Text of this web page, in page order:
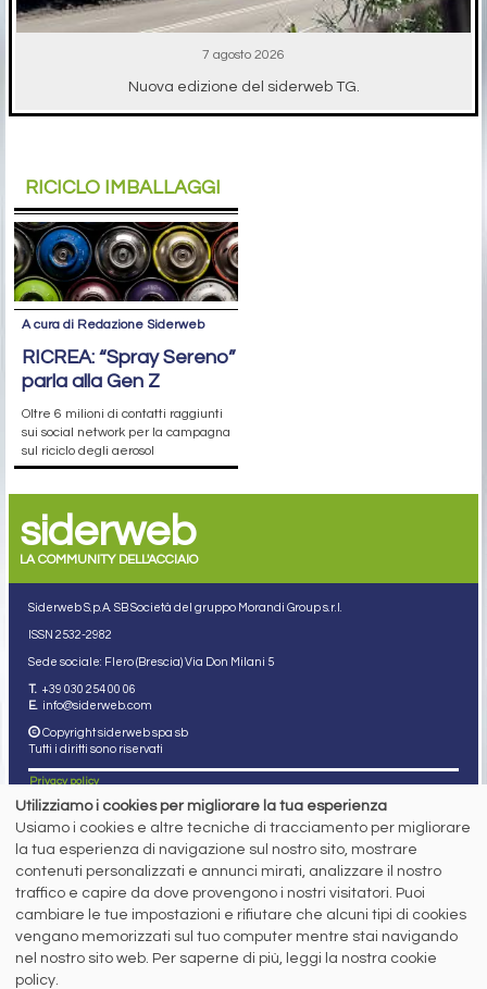
7 agosto 2026
Nuova edizione del siderweb TG.
RICICLO IMBALLAGGI
A cura di Redazione Siderweb
RICREA: “Spray Sereno”
parla alla Gen Z
Oltre 6 milioni di contatti raggiunti
sui social network per la campagna
sul riciclo degli aerosol
siderweb
LA COMMUNITY DELL'ACCIAIO
Siderweb S.p.A. SB Società del gruppo Morandi Group s.r.l.
ISSN 2532-2982
Sede sociale: Flero (Brescia) Via Don Milani 5
T. +39 030 254 00 06
E. info@siderweb.com
Copyright siderweb spa sb
Tutti i diritti sono riservati
Privacy policy
Cookie policy
Digital Services Act Policy
MENU
NEWS
PREZZI ITALIA
SERVIZI
EVENTI
ABBONAMENTI
SEGUICI SUI NOSTRI
SOCIAL NETWORK
Utilizziamo i cookies per migliorare la tua esperienza
Usiamo i cookies e altre tecniche di tracciamento per migliorare
la tua esperienza di navigazione sul nostro sito, mostrare
contenuti personalizzati e annunci mirati, analizzare il nostro
traffico e capire da dove provengono i nostri visitatori. Puoi
cambiare le tue impostazioni e rifiutare che alcuni tipi di cookies
vengano memorizzati sul tuo computer mentre stai navigando
nel nostro sito web. Per saperne di più, leggi la nostra cookie
policy.